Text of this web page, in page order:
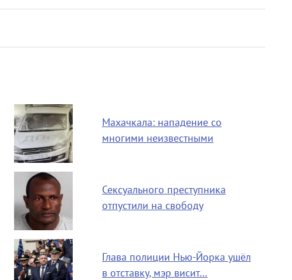
Махачкала: нападение со
многими неизвестными
Сексуального преступника
отпустили на свободу
Глава полиции Нью-Йорка ушёл
в отставку, мэр висит…